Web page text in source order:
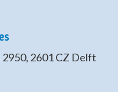
2950, 2601 CZ Delft